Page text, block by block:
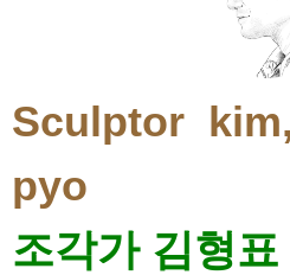
Sculptor
pyo
조각가 김형표